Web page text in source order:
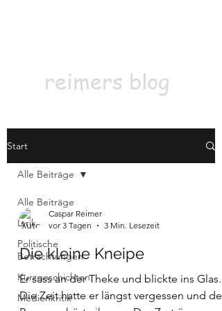
reimers blog
Start
Alle Beiträge
Lyrik
Politische
Betrachtungen
Kurzgeschichten
Medienkritik
Alle Beiträge
Caspar Reimer
vor 3 Tagen
3 Min. Lesezeit
Die kleine Kneipe
Er sass an der Theke und blickte ins Glas.
Die Zeit hatte er längst vergessen und der